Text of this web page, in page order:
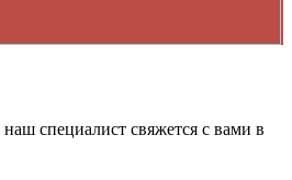
наш специалист свяжется с вами в